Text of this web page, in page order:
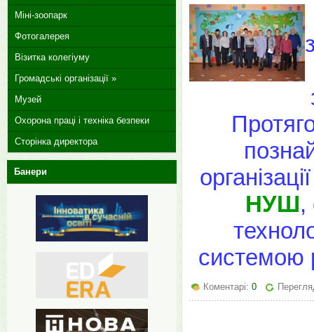
НУШ,
системою
Коментарі: 0
Міні-зоопарк
Фотогалерея
Візитка колегіуму
Громадські організації »
Музей
Охорона праці і техніка безпеки
Сторінка директора
Банери